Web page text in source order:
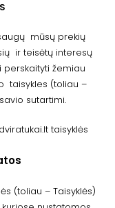
mūsų prekių
ir teisėtų interesų
žemiau
taisykles (toliau –
sutartimi.
taisyklės
(toliau – Taisyklės)